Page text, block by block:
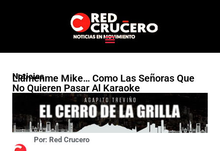
Noticias
Llámenme Mike… Como Las Señoras Que
No Quieren Pasar Al Karaoke
Por: Red Crucero